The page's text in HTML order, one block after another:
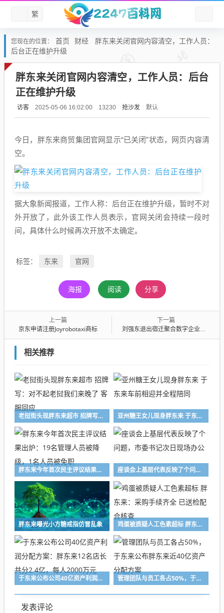
繁
您现在的位置： 首页 财经
胖东来关闭官网内容清空，工作人员：
后台正在维护升级
胖东来关闭官网内容清空，工作人员：后台
正在维护升级
访客 2025-05-06 16:02:00 13230 抢沙发 默认
今日，胖东来商贸集团官网显示“已关闭”状态，网页内容清
空。
据大象新闻报道，工作人称：后台正在维护升级，暂时不对
外开放了，此外该工作人员表示，官网关闭会持续一段时
间，具体什么时候再次开放不太确定。
标签： 东来 官网
海报 阅读 分享
上一篇
京东申请注册Joyrobotaxi商标
下一篇
刘强东退出宿迁聚合数字企业管理公司
相关推荐
老挝街头现胖东来超市 招牌写：对不起老挝我们来晚了 客服回应 亚州糖王女儿现身胖东来 于东来车前相迎并全程陪同
胖东来今年首次民主评议结果出炉：19名管理人员被降级，1名人员被免职 座谈会上基层代表反映了个问题，市委书记次日现场办公
胖东来曝光小方糖戒指仿冒乱象 鸡蛋被质疑人工色素超标 胖东来：采购手续齐全 已送检配合核查
于东来公布公司40亿资产利润分配方案：胖东来12名店长共分2.4亿，每人2000万元 管理团队与员工各占50%，于东来公布胖东来近40亿资产分配方案
发表评论